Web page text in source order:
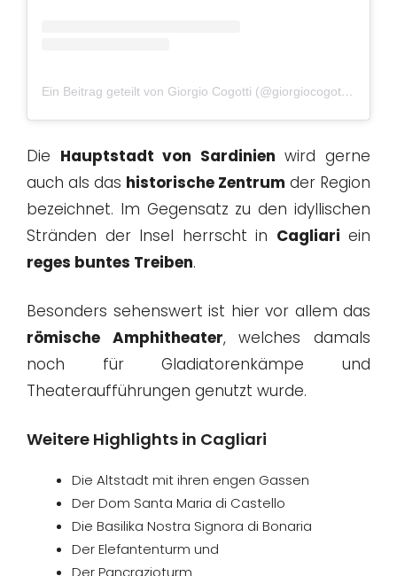
Ein Beitrag geteilt von Giorgio Cogotti (@giorgiocogotti_)
Die Hauptstadt von Sardinien wird gerne
auch als das historische Zentrum der Region
bezeichnet. Im Gegensatz zu den idyllischen
Stränden der Insel herrscht in Cagliari ein
reges buntes Treiben.
Besonders sehenswert ist hier vor allem das
römische Amphitheater, welches damals
noch für Gladiatorenkämpe und
Theateraufführungen genutzt wurde.
Weitere Highlights in Cagliari
Die Altstadt mit ihren engen Gassen
Der Dom Santa Maria di Castello
Die Basilika Nostra Signora di Bonaria
Der Elefantenturm und
Der Pancrazioturm